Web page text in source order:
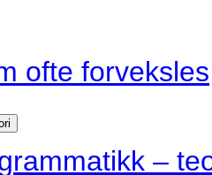
ofte forveksles
–